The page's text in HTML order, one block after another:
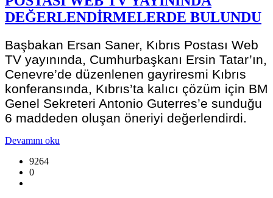
DEĞERLENDİRMELERDE BULUNDU
Başbakan Ersan Saner, Kıbrıs Postası Web
TV yayınında, Cumhurbaşkanı Ersin Tatar’ın,
Cenevre’de düzenlenen gayriresmi Kıbrıs
konferansında, Kıbrıs’ta kalıcı çözüm için BM
Genel Sekreteri Antonio Guterres’e sunduğu
6 maddeden oluşan öneriyi değerlendirdi.
Devamını oku
9264
0